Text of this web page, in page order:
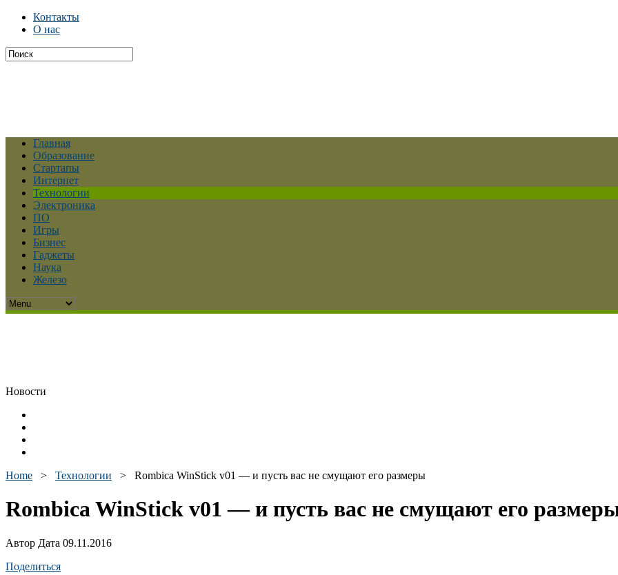
Контакты
О нас
Главная
Образование
Стартапы
Интернет
Технологии
Электроника
ПО
Игры
Бизнес
Гаджеты
Наука
Железо
Новости
Home > Технологии > Rombica WinStick v01 — и пусть вас не смущают его размеры
Rombica WinStick v01 — и пусть вас не смущают его
Автор Дата 09.11.2016
Поделиться